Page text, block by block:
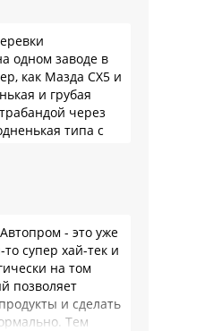
одном заводе в
как Мазда СХ5 и
и грубая
через
типа с
- это уже
супер хай-тек и
на том
позволяет
и сделать
Тем